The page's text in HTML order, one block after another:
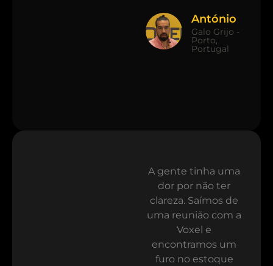
António
Galo Grijo -
Porto,
Portugal
A gente tinha uma
dor por não ter
clareza. Saímos de
uma reunião com a
Voxel e
encontramos um
furo no estoque